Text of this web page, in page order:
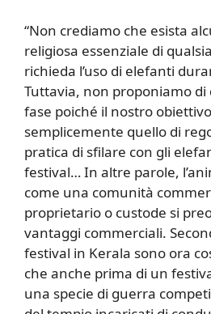
“Non crediamo che esista
religiosa essenziale di
richieda l’uso di elefanti
Tuttavia, non proponiamo
fase poiché il nostro
semplicemente quello di
pratica di sfilare con gli
festival… In altre parole,
come una comunità
proprietario o custode si
vantaggi commerciali.
festival in Kerala sono ora
che anche prima di un
una specie di guerra